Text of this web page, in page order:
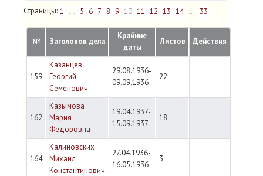
Страницы: 1 ... 5 6 7 8 9 10 11 12 13 14 ... 33
№ Заголовок дела
Крайние
даты
Листов Действия
159
Казанцев
Георгий
Семенович
29.08.1936-
09.09.1936
22
162
Казымова
Мария
Федоровна
19.04.1937-
15.09.1937
18
164
Калиновских
Михаил
Константинович
27.04.1936-
16.05.1936
3